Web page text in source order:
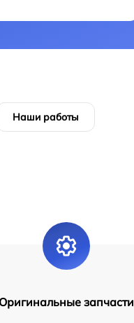
Наши работы
Оригинальные запчасти